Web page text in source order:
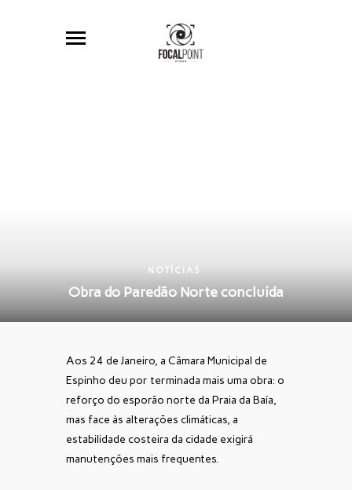
NOTÍCIAS
Obra do Paredão Norte concluída
Aos 24 de Janeiro, a Câmara Municipal de
Espinho deu por terminada mais uma obra: o
reforço do esporão norte da Praia da Baía,
mas face às alterações climáticas, a
estabilidade costeira da cidade exigirá
manutenções mais frequentes.